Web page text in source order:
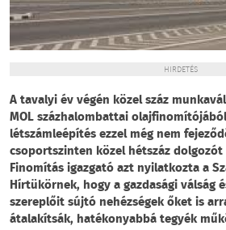
HIRDETÉS
A tavalyi év végén közel száz
MOL százhalombattai
létszámleépítés ezzel még nem
csoportszinten közel hétszáz
Finomítás igazgató azt nyilatkozta a
Hírtükörnek, hogy a gazdasági válság
szereplőit sújtó nehézségek őket is
átalakítsák, hatékonyabbá tegyék